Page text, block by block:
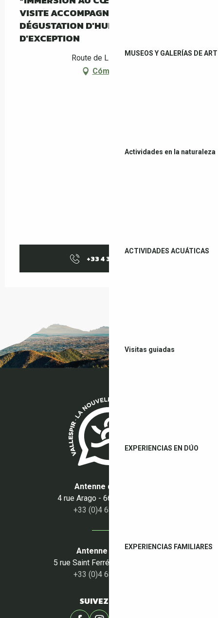
MUSEOS Y GALERÍAS DE
Actividades en la naturaleza
ACTIVIDADES ACUÁTICAS
Visitas guiadas
EXPERIENCIAS EN DÚO
EXPERIENCIAS FAMILIARES
VISITE ACCOMPAGNÉE DU MAS PY ET
DÉGUSTATION D'HUILE D'OLIVE
D'EXCEPTION
Route de Llauro, Céret
Cómo llegar
+33 4 38 37 50
Antenne du Boulou
4 rue Arago - 66160 Le Boulou
+33 (0)4 68 87 50 95
Antenne du Céret
5 rue Saint Ferréol - 66400 Céret
+33 (0)4 68 87 00 53
SUIVEZ-NOUS !